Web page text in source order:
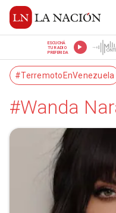
ESCUCHÁ
TU RADIO
PREFERIDA
#TerremotoEnVenezuela
#Wanda